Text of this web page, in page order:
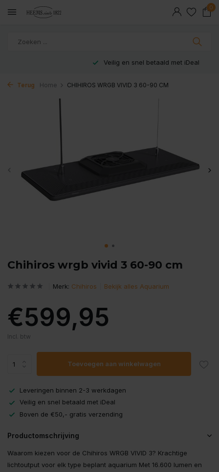
0
Veilig en snel betaald met iDeal
Terug Home CHIHIROS WRGB VIVID 3 60-90 CM
Chihiros wrgb vivid 3 60-90 cm
Merk: Chihiros Bekijk alles Aquarium
€599,95
Incl. btw
Toevoegen aan winkelwagen
Leveringen binnen 2-3 werkdagen
Veilig en snel betaald met iDeal
Boven de €50,- gratis verzending
Productomschrijving
Waarom kiezen voor de Chihiros WRGB VIVID 3? Krachtige
lichtoutput voor elk type beplant aquarium Met 16.600 lumen en